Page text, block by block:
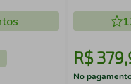
R$379,
No